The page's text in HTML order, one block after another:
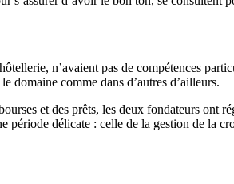
n’avaient pas de compétences
domaine comme dans d’autres d’ailleurs.
et des prêts, les deux fondateurs ont
période délicate : celle de la gestion de la